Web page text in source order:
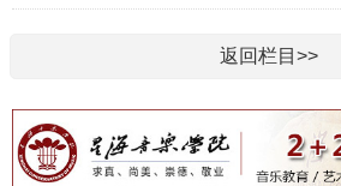
返回栏目>>